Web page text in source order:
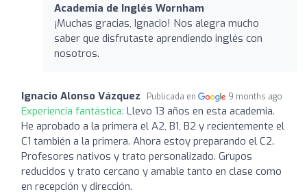
Academia de Inglés Wornham
¡Muchas gracias, Ignacio! Nos alegra mucho
saber que disfrutaste aprendiendo inglés con
nosotros.
Ignacio Alonso Vázquez Publicada en 9 months ago
Experiencia fantástica: Llevo 13 años en esta academia.
He aprobado a la primera el A2, B1, B2 y recientemente el
C1 también a la primera. Ahora estoy preparando el C2.
Profesores nativos y trato personalizado. Grupos
reducidos y trato cercano y amable tanto en clase como
en recepción y dirección.